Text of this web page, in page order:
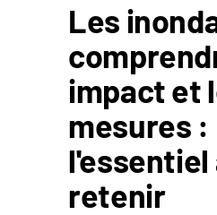
Les
impact et
mesures :
l'essentiel
retenir